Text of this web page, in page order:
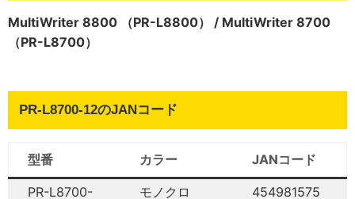
MultiWriter 8800 （PR-L8800） / MultiWriter 8700
（PR-L8700）
PR-L8700-12のJANコード
型番 カラー JANコード
PR-L8700-
モノクロ
454981575